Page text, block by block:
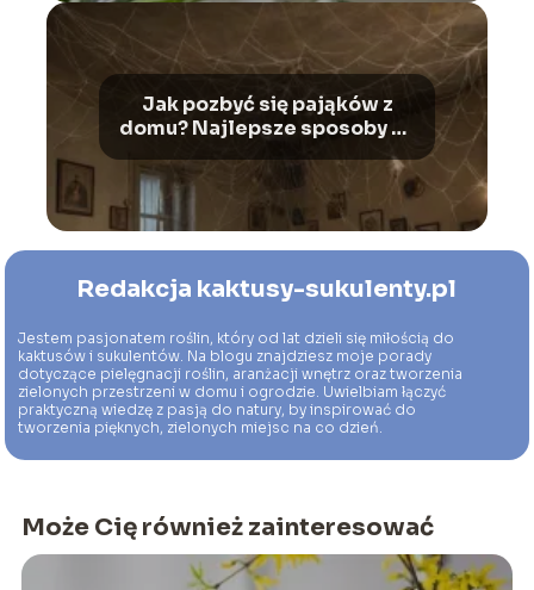
Jak pozbyć się pająków z
domu? Najlepsze sposoby na
Redakcja kaktusy-sukulenty.pl
Jestem pasjonatem roślin, który od lat dzieli się miłością do
kaktusów i sukulentów. Na blogu znajdziesz moje porady
dotyczące pielęgnacji roślin, aranżacji wnętrz oraz tworzenia
zielonych przestrzeni w domu i ogrodzie. Uwielbiam łączyć
praktyczną wiedzę z pasją do natury, by inspirować do
tworzenia pięknych, zielonych miejsc na co dzień.
Może Cię również zainteresować